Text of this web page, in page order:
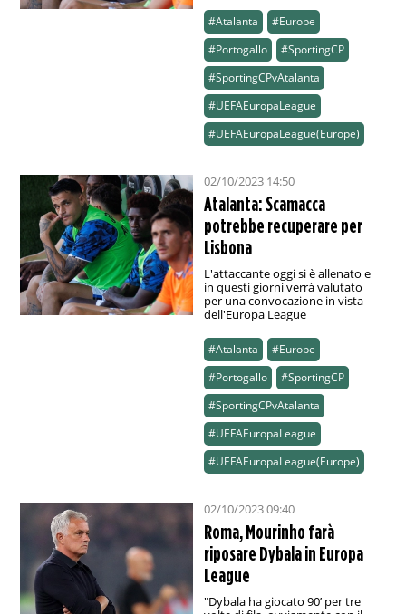
#Atalanta
#Europe
#Portogallo
#SportingCP
#SportingCPvAtalanta
#UEFAEuropaLeague
#UEFAEuropaLeague(Europe)
02/10/2023 14:50
Atalanta: Scamacca
potrebbe recuperare per
Lisbona
L'attaccante oggi si è allenato e
in questi giorni verrà valutato
per una convocazione in vista
dell'Europa League
#Atalanta
#Europe
#Portogallo
#SportingCP
#SportingCPvAtalanta
#UEFAEuropaLeague
#UEFAEuropaLeague(Europe)
02/10/2023 09:40
Roma, Mourinho farà
riposare Dybala in Europa
League
"Dybala ha giocato 90’ per tre